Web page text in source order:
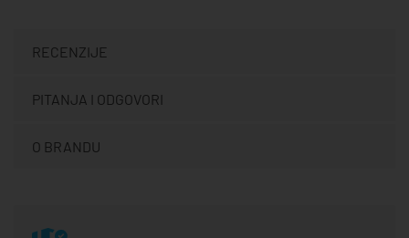
RECENZIJE
PITANJA I ODGOVORI
O BRANDU